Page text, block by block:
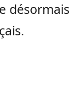
désormais